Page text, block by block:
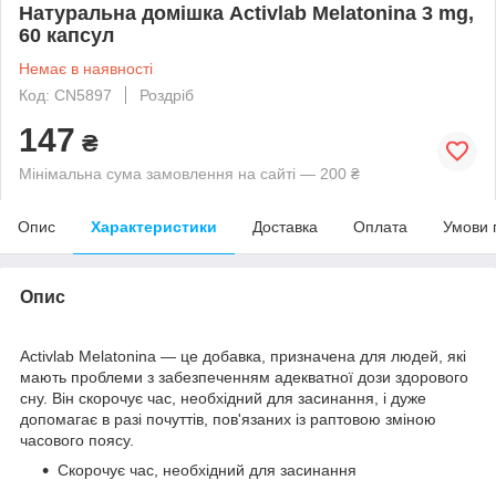
Натуральна домішка Activlab Melatonina 3 mg,
60 капсул
Немає в наявності
Код: CN5897
Роздріб
147 ₴
Мінімальна сума замовлення на сайті — 200 ₴
Опис Характеристики Доставка Оплата Умови
Опис
Activlab Melatonina — це добавка, призначена для людей, які
мають проблеми з забезпеченням адекватної дози здорового
сну. Він скорочує час, необхідний для засинання, і дуже
допомагає в разі почуттів, пов'язаних із раптовою зміною
часового поясу.
Скорочує час, необхідний для засинання